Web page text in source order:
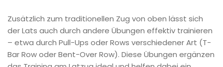
Zusätzlich zum traditionellen Zug von oben lässt sich
der Lats auch durch andere Übungen effektiv trainieren
– etwa durch Pull-Ups oder Rows verschiedener Art (T-
Bar Row oder Bent-Over Row). Diese Übungen ergänzen